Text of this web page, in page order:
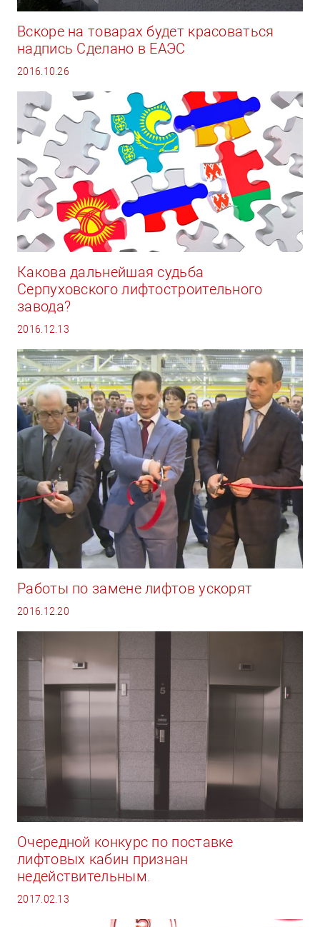
Вскоре на товарах будет красоваться
надпись Сделано в ЕАЭС
2016.10.26
Какова дальнейшая судьба
Серпуховского лифтостроительного
завода?
2016.12.13
Работы по замене лифтов ускорят
2016.12.20
Очередной конкурс по поставке
лифтовых кабин признан
недействительным.
2017.02.13